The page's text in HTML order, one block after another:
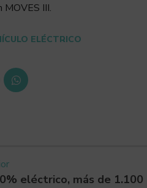
MOVES III.
ELÉCTRICO
eléctrico, más de 1.100